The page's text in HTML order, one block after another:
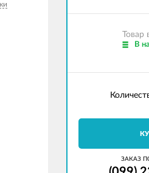
Товар
В
ЗАКАЗ